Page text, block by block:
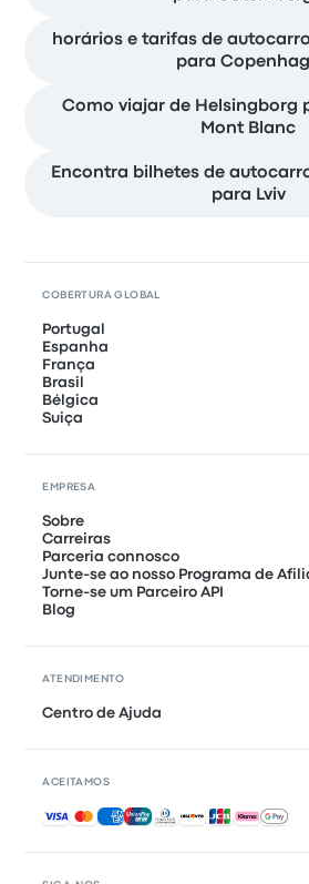
horários e tarifas de
para
Como viajar de Helsingborg
Mont Blanc
Encontra bilhetes de
para Lviv
COBERTURA GLOBAL
Portugal
Espanha
França
Brasil
Bélgica
Suiça
EMPRESA
Sobre
Carreiras
Parceria connosco
Junte-se ao nosso Programa de
Torne-se um Parceiro API
Blog
ATENDIMENTO
Centro de Ajuda
ACEITAMOS
Pagamentos aceites